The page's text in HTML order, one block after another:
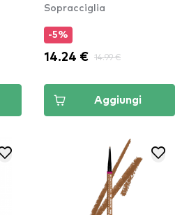
Blonde (LAS01)
Sopracciglia
-5%
14.24 € 14.99 €
Aggiungi